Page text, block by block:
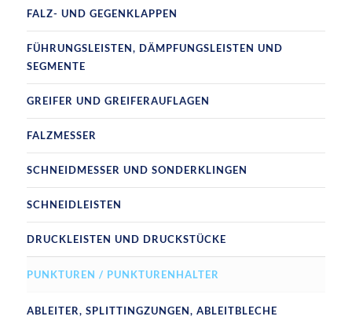
FALZ- UND GEGENKLAPPEN
FÜHRUNGSLEISTEN, DÄMPFUNGSLEISTEN UND
SEGMENTE
GREIFER UND GREIFERAUFLAGEN
FALZMESSER
SCHNEIDMESSER UND SONDERKLINGEN
SCHNEIDLEISTEN
DRUCKLEISTEN UND DRUCKSTÜCKE
PUNKTUREN / PUNKTURENHALTER
ABLEITER, SPLITTINGZUNGEN, ABLEITBLECHE